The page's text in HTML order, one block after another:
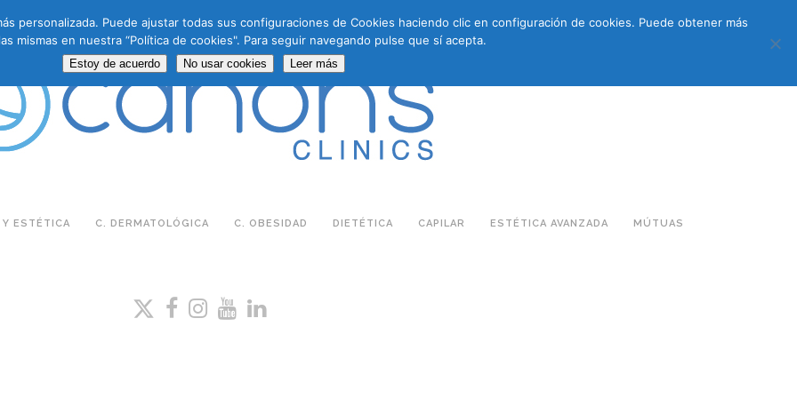
683 27 07 09 683 27 07 09 E-COMMERCE
ESTÉTICA C. DERMATOLÓGICA C. OBESIDAD DIETÉTICA CAPILAR ESTÉTICA AVANZADA MÚTUAS
personalizada. Puede ajustar todas sus configuraciones de Cookies haciendo clic en configuración de cookies. Puede obtener más
mismas en nuestra “Política de cookies". Para seguir navegando pulse que sí acepta.
Estoy de acuerdo No usar cookies Leer más